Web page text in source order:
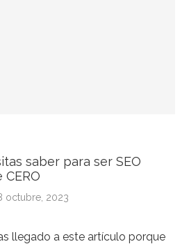
saber para ser SEO
octubre, 2023
llegado a este artículo porque